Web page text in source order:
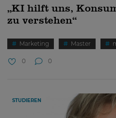
„KI hilft uns,
zu verstehen“
Marketing Master
0 0
STUDIEREN